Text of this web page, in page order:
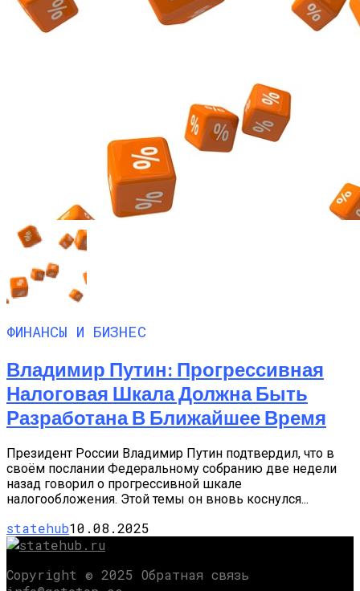
ФИНАНСЫ И БИЗНЕС
Владимир Путин: Прогрессивная
Налоговая Шкала Должна Быть
Разработана В Ближайшее Время
Президент России Владимир Путин подтвердил, что в
своём послании Федеральному собранию две недели
назад говорил о прогрессивной шкале
налогообложения. Этой темы он вновь коснулся...
statehub10.08.2025
Copyright © 2025 Обратная связь